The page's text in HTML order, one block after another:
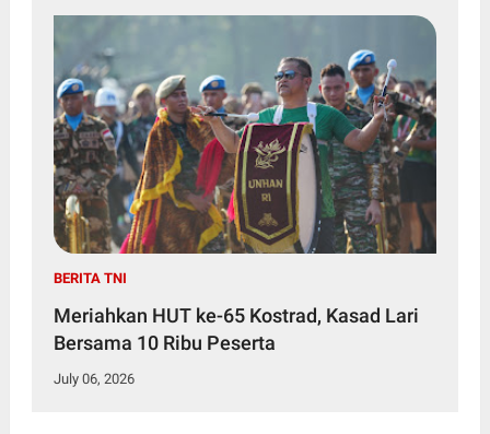
BERITA TNI
Meriahkan HUT ke-65 Kostrad, Kasad Lari
Bersama 10 Ribu Peserta
July 06, 2026